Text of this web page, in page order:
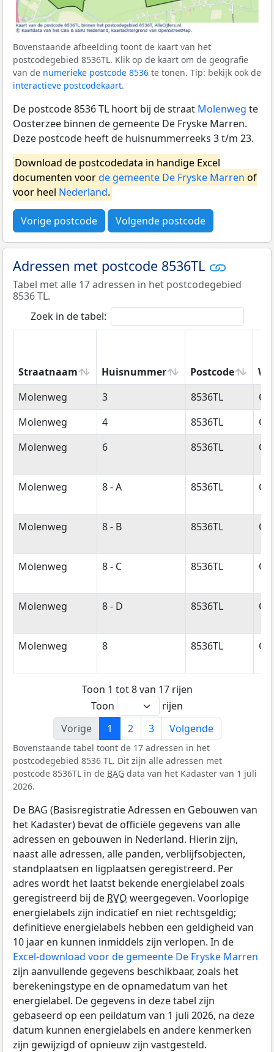
Bovenstaande afbeelding toont de kaart van het
postcodegebied 8536TL. Klik op de kaart om de geografie
van de numerieke postcode 8536 te tonen. Tip: bekijk ook de
interactieve postcodekaart.
De postcode 8536 TL hoort bij de straat Molenweg te
Oosterzee binnen de gemeente De Fryske Marren.
Deze postcode heeft de huisnummerreeks 3 t/m 23.
Download de postcodedata in handige Excel
documenten voorde gemeente De Fryske Marren of
voor heel Nederland.
Vorige postcode Volgende postcode
Adressen met postcode 8536TL
Tabel met alle 17 adressen in het postcodegebied
8536 TL.
Zoek in de tabel:
Straatnaam Huisnummer Postcode
Straatnaam
Huisnummer Postcode
Molenweg 3 8536TL
Molenweg
4 8536TL
Molenweg
6 8536TL
Molenweg 8 - A 8536TL
Molenweg 8 - B 8536TL
Molenweg 8 - C 8536TL
Molenweg 8 - D 8536TL
Molenweg 8 8536TL
Toon 1 tot 8 van 17 rijen
Toon
rijen
Vorige
1 2 3 Volgende
Bovenstaande tabel toont de 17 adressen in het
postcodegebied 8536 TL. Dit zijn alle adressen met
postcode 8536TL in de BAG data van het Kadaster van 1 juli
2026.
De BAG (Basisregistratie Adressen en Gebouwen van
het Kadaster) bevat de officiële gegevens van alle
adressen en gebouwen in Nederland. Hierin zijn,
naast alle adressen, alle panden, verblijfsobjecten,
standplaatsen en ligplaatsen geregistreerd. Per
adres wordt het laatst bekende energielabel zoals
geregistreerd bij de RVO weergegeven. Voorlopige
energielabels zijn indicatief en niet rechtsgeldig;
definitieve energielabels hebben een geldigheid van
10 jaar en kunnen inmiddels zijn verlopen. In de
Excel-download voor de gemeente De Fryske Marren
zijn aanvullende gegevens beschikbaar, zoals het
berekeningstype en de opnamedatum van het
energielabel. De gegevens in deze tabel zijn
gebaseerd op een peildatum van 1 juli 2026, na deze
datum kunnen energielabels en andere kenmerken
zijn gewijzigd of opnieuw zijn vastgesteld.